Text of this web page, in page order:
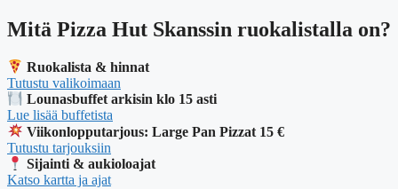
Mitä Pizza Hut Skanssin ruokalistalla on?
Ruokalista & hinnat
Tutustu valikoimaan
Lounasbuffet arkisin klo 15 asti
Lue lisää buffetista
Viikonlopputarjous: Large Pan Pizzat 15 €
Tutustu tarjouksiin
Sijainti & aukioloajat
Katso kartta ja ajat